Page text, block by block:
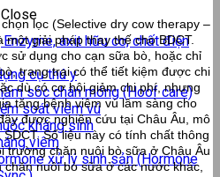
Close
Enzyme, axit hữu cơ, chất điện
cụ thú y
sóc chân móng (Hoof care)
soát viêm vú
kháng sinh
viêm
xử lý sinh sản (Hormone
lọc (Selective dry cow therapy –
giải pháp thay thế cho BDCT.
sử dụng cho cạn sữa bò, hoặc chỉ
trang trại có thể tiết kiệm được chi
dù có cơ hội giảm chi phí, nhưng
tăng bệnh viêm vú lâm sàng cho
được nghiên cứu tại Châu Âu, mô
Số liệu này có tính chất thông
trường chăn nuôi bò sữa ở Châu Âu
nuôi bò sữa ở các nước khác,